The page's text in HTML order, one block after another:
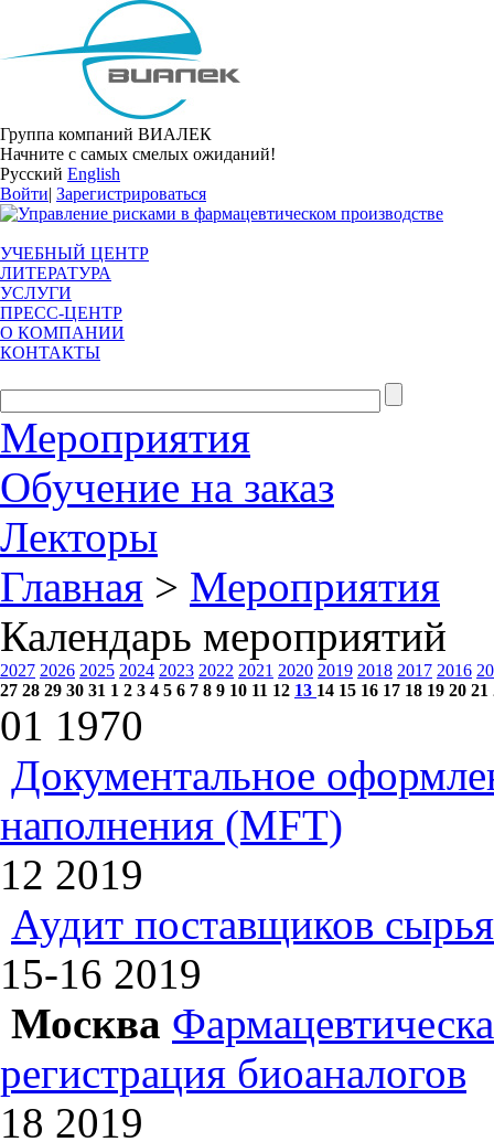
Группа компаний ВИАЛЕК
Начните с самых смелых ожиданий!
Русский English
Войти| Зарегистрироваться
УЧЕБНЫЙ ЦЕНТР
ЛИТЕРАТУРА
УСЛУГИ
ПРЕСС-ЦЕНТР
О КОМПАНИИ
КОНТАКТЫ
Мероприятия
Обучение на заказ
Лекторы
Главная > Мероприятия
Календарь мероприятий
2027 2026 2025 2024 2023 2022 2021 2020 2019 2018 2017 2016
27 28 29 30 31 1 2 3 4 5 6 7 8 9 10 11 12 13 14 15 16 17 18 19 20 21
01 1970
Документальное
наполнения (MFT)
12 2019
Аудит поставщиков
15-16 2019
Москва
регистрация биоаналогов
18 2019